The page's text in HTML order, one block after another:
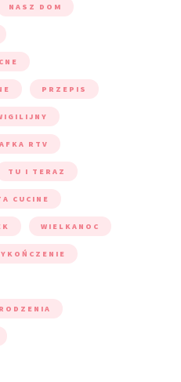
NASZ DOM
PRZEPIS
RTV
TU I TERAZ
CUCINE
WIELKANOC